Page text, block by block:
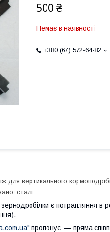
500 ₴
Немає в наявності
+380 (67) 572-64-82
для вертикального
сталі.
є потрапляння в
пропонує — пряма